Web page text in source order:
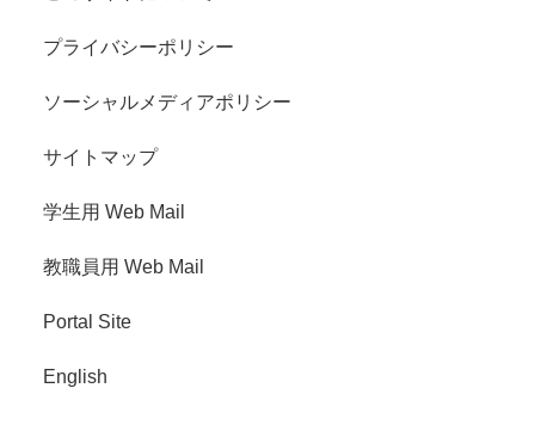
プライバシーポリシー
ソーシャルメディアポリシー
サイトマップ
学生用 Web Mail
教職員用 Web Mail
Portal Site
English